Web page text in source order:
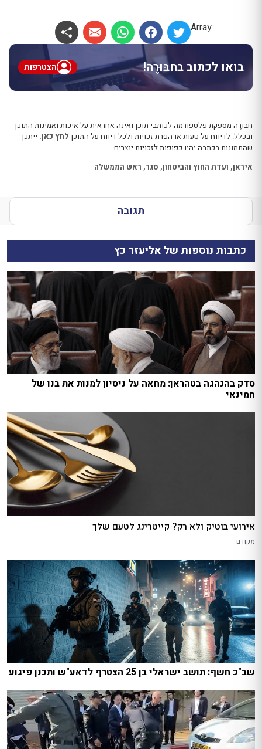
Array
בואו לכתוב בחבּוּרֶה! הצטרפות
חבּוּרֶה מספקת פלטפורמה לכותבי תוכן ואינה אחראית על איכות ואמינות התוכן
ובכלל. לדיווח על טעות או הפרת זכויות ולכל דיווח על התוכן לחץ כאן. ייתכן
שהתמונות בכתבה יהיו כפופות לזכויות יוצרים
איראן, ועדת החוץ והביטחון, סגר, ראש הממשלה
תגובה
כתבות נוספות של אליעזר כץ
סדק בהנהגה בטהראן: מחאה על ניסיון למנות את בנו של
חמינאי
אירועי בוטיק ולא רק? קייטרינג לטעם שלך
מקודם
שב"כ חשף: תושב ישראלי בן 25 הצטרף לדאע"ש ותכנן פיגוע